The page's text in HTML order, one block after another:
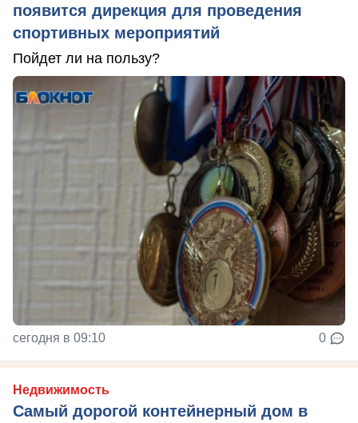
появится дирекция для проведения
спортивных мероприятий
Пойдет ли на пользу?
сегодня в 09:10 0
Недвижимость
Самый дорогой контейнерный дом в